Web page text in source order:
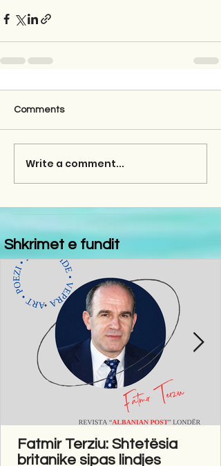
Comments
Write a comment...
Shkrimet e fundit
Fatmir Terziu: Shtetësia
britanike sipas lindjes